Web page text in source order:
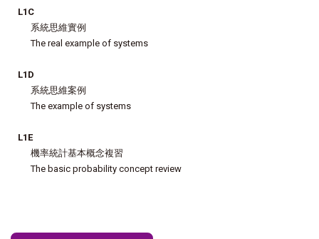
L1C
系統思維實例
The real example of systems
L1D
系統思維案例
The example of systems
L1E
機率統計基本概念複習
The basic probability concept review